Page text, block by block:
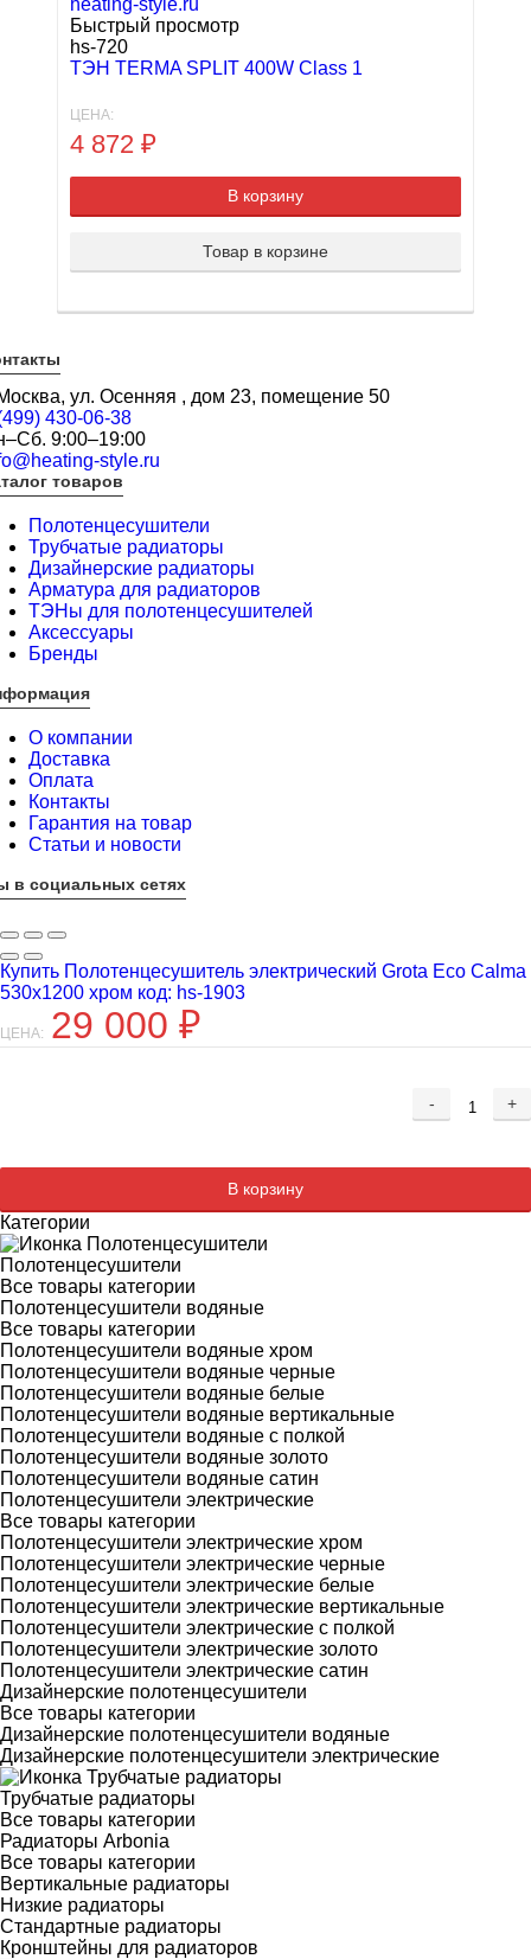
Быстрый просмотр
hs-720
ТЭН TERMA SPLIT 400W Class 1
ЦЕНА:
4 872 ₽
В корзину
Товар в корзине
ул. Осенняя , дом 23, помещение 50
430-06-38
9:00–19:00
style.ru
товаров
Полотенцесушители
Трубчатые радиаторы
Дизайнерские радиаторы
Арматура для радиаторов
ТЭНы для полотенцесушителей
Аксессуары
Бренды
О компании
Доставка
Оплата
Контакты
Гарантия на товар
Статьи и новости
в социальных сетях
Купить Полотенцесушитель электрический Grota Eco Calma
530х1200 хром код: hs-1903
ЦЕНА: 29 000 ₽
- +
В корзину
Категории
Полотенцесушители
Все товары категории
Полотенцесушители водяные
Все товары категории
Полотенцесушители водяные хром
Полотенцесушители водяные черные
Полотенцесушители водяные белые
Полотенцесушители водяные вертикальные
Полотенцесушители водяные с полкой
Полотенцесушители водяные золото
Полотенцесушители водяные сатин
Полотенцесушители электрические
Все товары категории
Полотенцесушители электрические хром
Полотенцесушители электрические черные
Полотенцесушители электрические белые
Полотенцесушители электрические вертикальные
Полотенцесушители электрические с полкой
Полотенцесушители электрические золото
Полотенцесушители электрические сатин
Дизайнерские полотенцесушители
Все товары категории
Дизайнерские полотенцесушители водяные
Дизайнерские полотенцесушители электрические
Трубчатые радиаторы
Все товары категории
Радиаторы Arbonia
Все товары категории
Вертикальные радиаторы
Низкие радиаторы
Стандартные радиаторы
Кронштейны для радиаторов